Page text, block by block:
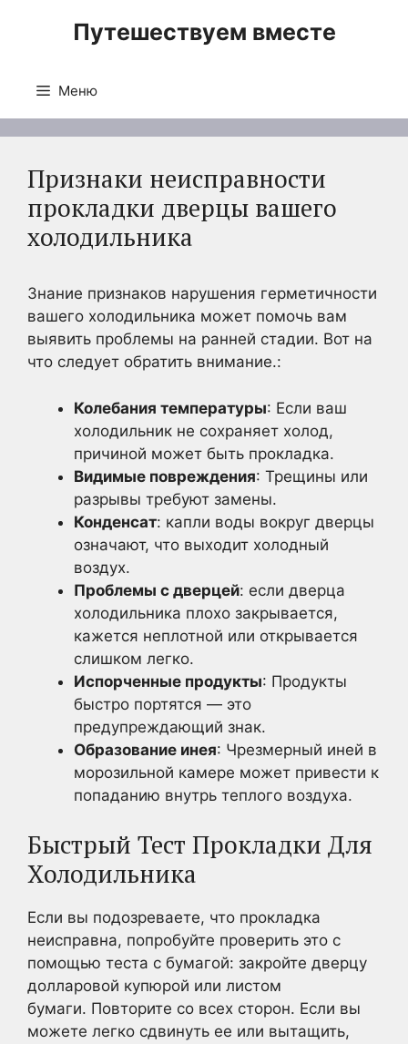
Путешествуем вместе
Меню
Признаки неисправности
прокладки дверцы вашего
холодильника
Знание признаков нарушения герметичности
вашего холодильника может помочь вам
выявить проблемы на ранней стадии. Вот на
что следует обратить внимание.:
Колебания температуры: Если ваш
холодильник не сохраняет холод,
причиной может быть прокладка.
Видимые повреждения: Трещины или
разрывы требуют замены.
Конденсат: капли воды вокруг дверцы
означают, что выходит холодный
воздух.
Проблемы с дверцей: если дверца
холодильника плохо закрывается,
кажется неплотной или открывается
слишком легко.
Испорченные продукты: Продукты
быстро портятся — это
предупреждающий знак.
Образование инея: Чрезмерный иней в
морозильной камере может привести к
попаданию внутрь теплого воздуха.
Быстрый Тест Прокладки Для
Холодильника
Если вы подозреваете, что прокладка
неисправна, попробуйте проверить это с
помощью теста с бумагой: закройте дверцу
долларовой купюрой или листом
бумаги. Повторите со всех сторон. Если вы
можете легко сдвинуть ее или вытащить,